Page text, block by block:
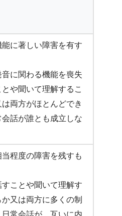
に著しい障害を有す
に関わる機能を喪失
や聞いて理解するこ
両方がほとんどでき
話が誰とも成立しな
程度の障害を残すも
ことや聞いて理解す
又は両方に多くの制